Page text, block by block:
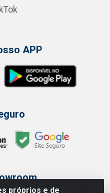
próprios e de
APP